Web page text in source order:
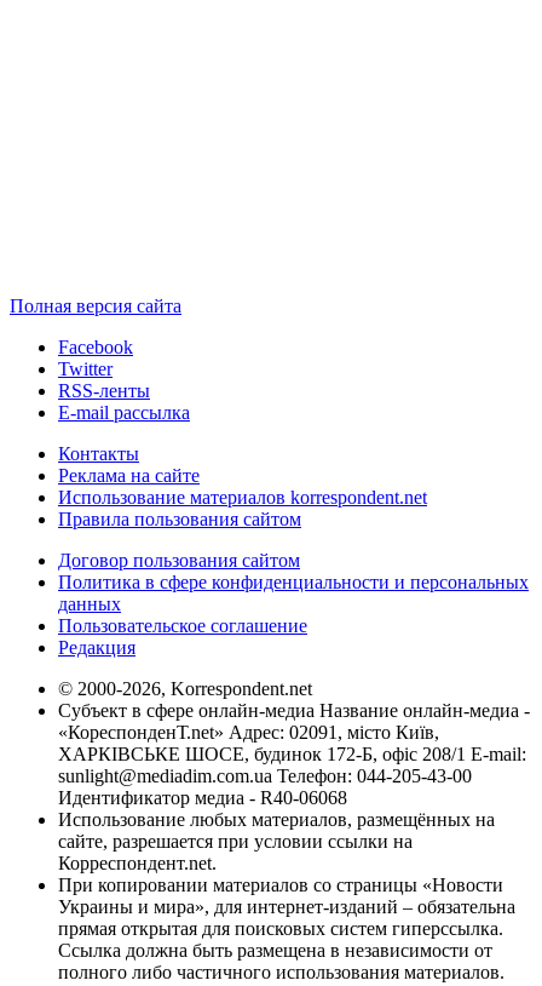
Полная версия сайта
Facebook
Twitter
RSS-ленты
E-mail рассылка
Контакты
Реклама на сайте
Использование материалов korrespondent.net
Правила пользования сайтом
Договор пользования сайтом
Политика в сфере конфиденциальности и персональных
данных
Пользовательское соглашение
Редакция
© 2000-2026, Korrespondent.net
Субъект в сфере онлайн-медиа Название онлайн-медиа -
«КореспонденТ.net» Адрес: 02091, місто Київ,
ХАРКІВСЬКЕ ШОСЕ, будинок 172-Б, офіс 208/1 E-mail:
sunlight@mediadim.com.ua Телефон: 044-205-43-00
Идентификатор медиа - R40-06068
Использование любых материалов, размещённых на
сайте, разрешается при условии ссылки на
Корреспондент.net.
При копировании материалов со страницы «Новости
Украины и мира», для интернет-изданий – обязательна
прямая открытая для поисковых систем гиперссылка.
Ссылка должна быть размещена в независимости от
полного либо частичного использования материалов.